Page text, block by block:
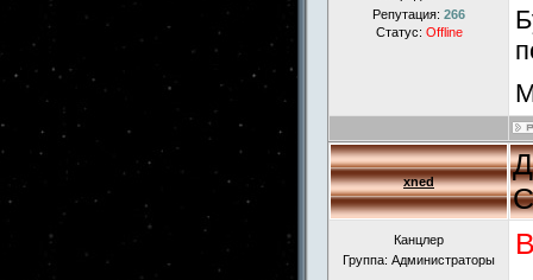
Репутация: 266
Статус: Offline
xned
Канцлер
Группа: Администраторы